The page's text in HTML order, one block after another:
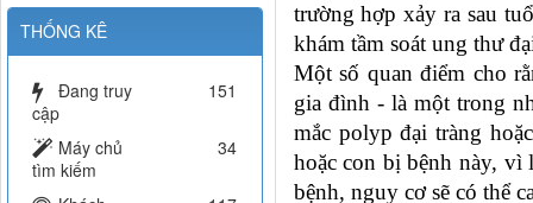
trường hợp xảy ra sau
khám tầm soát ung thư
Một số quan điểm cho
gia đình - là một trong
mắc polyp đại tràng
hoặc con bị bệnh này,
bệnh, nguy cơ sẽ có thể
THỐNG KÊ
Đang truy
cập
151
Máy chủ
tìm kiếm
34